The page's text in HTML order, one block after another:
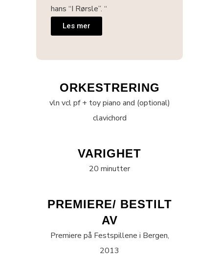
hans “I Rørsle”. “
Les mer
ORKESTRERING
vln vcl pf + toy piano and (optional)
clavichord
VARIGHET
20 minutter
PREMIERE/ BESTILT
AV
Premiere på Festspillene i Bergen,
2013